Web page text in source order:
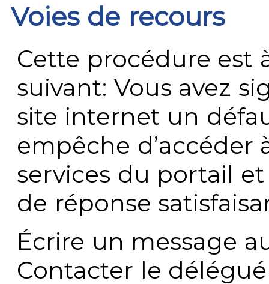
Voies de recours
Cette procédure est
suivant: Vous avez
site internet un
empêche
services du portail
de réponse
Écrire un message
Contacter le